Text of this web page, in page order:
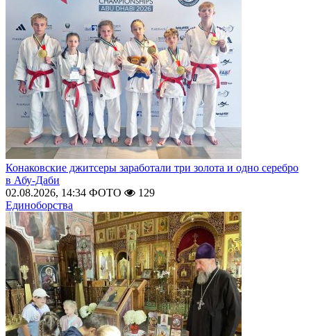
Конаковские джитсеры заработали три золота и одно серебро
в Абу-Даби
02.08.2026, 14:34 ФОТО
129
Единоборства